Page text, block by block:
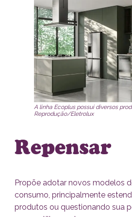
A linha Ecoplus possui diversos
Reprodução/Eletrolux
Repensar
Propõe adotar novos modelos
consumo, principalmente
produtos ou questionando sua